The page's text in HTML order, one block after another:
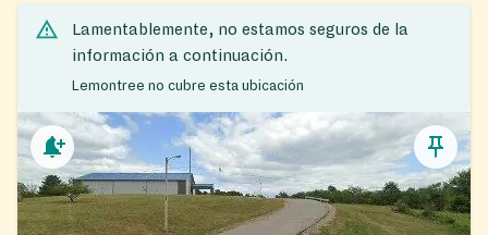
Lamentablemente, no estamos seguros de la
información a continuación.
Lemontree no cubre esta ubicación